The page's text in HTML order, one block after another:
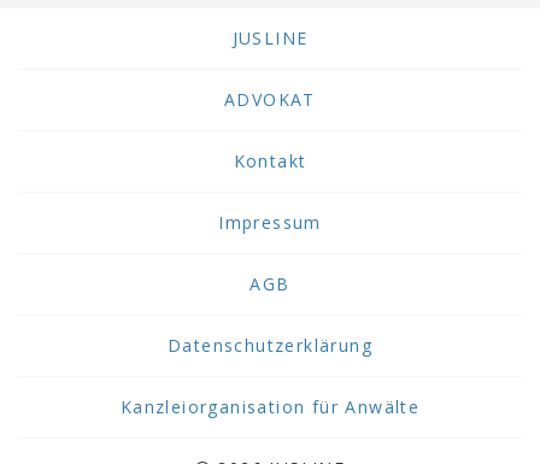
JUSLINE
ADVOKAT
Kontakt
Impressum
AGB
Datenschutzerklärung
Kanzleiorganisation für Anwälte